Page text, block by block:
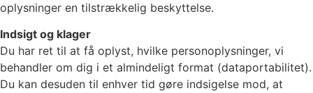
oplysninger en tilstrækkelig beskyttelse.
Indsigt og klager
Du har ret til at få oplyst, hvilke personoplysninger, vi
behandler om dig i et almindeligt format (dataportabilitet).
Du kan desuden til enhver tid gøre indsigelse mod, at